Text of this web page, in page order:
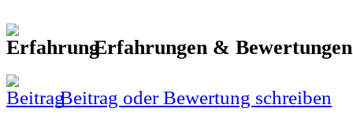
Erfahrungen &
Beitrag oder Bewertung schreiben